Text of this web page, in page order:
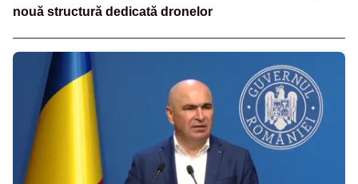
nouă structură dedicată dronelor